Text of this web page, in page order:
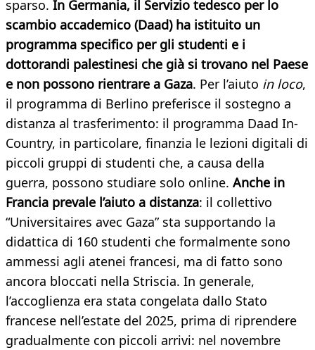
sparso. In Germania, il Servizio tedesco per lo
scambio accademico (Daad) ha istituito un
programma specifico per gli studenti e i
dottorandi palestinesi che già si trovano nel Paese
e non possono rientrare a Gaza. Per l’aiuto in loco,
il programma di Berlino preferisce il sostegno a
distanza al trasferimento: il programma Daad In-
Country, in particolare, finanzia le lezioni digitali di
piccoli gruppi di studenti che, a causa della
guerra, possono studiare solo online. Anche in
Francia prevale l’aiuto a distanza: il collettivo
“Universitaires avec Gaza” sta supportando la
didattica di 160 studenti che formalmente sono
ammessi agli atenei francesi, ma di fatto sono
ancora bloccati nella Striscia. In generale,
l’accoglienza era stata congelata dallo Stato
francese nell’estate del 2025, prima di riprendere
gradualmente con piccoli arrivi: nel novembre